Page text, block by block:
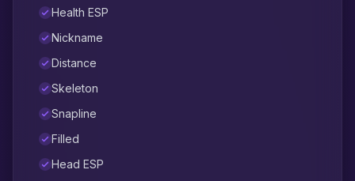
Health ESP
Nickname
Distance
Skeleton
Snapline
Filled
Head ESP